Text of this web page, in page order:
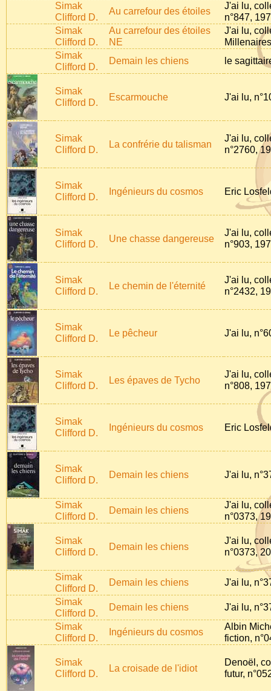
Simak
Clifford D.
Au carrefour des étoiles
J'ai lu,
n°847,
Simak
Clifford D.
Au carrefour des étoiles
NE
J'ai lu,
Simak
Clifford D.
Demain les chiens le
Simak
Clifford D.
Escarmouche J'ai lu,
Simak
Clifford D.
La confrérie du talisman
J'ai lu,
n°2760,
Simak
Clifford D.
Ingénieurs du cosmos Eric
Simak
Clifford D.
Une chasse dangereuse
J'ai lu,
n°903,
Simak
Clifford D.
Le chemin de l'éternité
J'ai lu,
n°2432,
Simak
Clifford D.
Le pêcheur J'ai lu,
Simak
Clifford D.
Les épaves de Tycho
J'ai lu,
n°808,
Simak
Clifford D.
Ingénieurs du cosmos Eric
Simak
Clifford D.
Demain les chiens J'ai lu,
Simak
Clifford D.
Demain les chiens
J'ai lu,
n°0373,
Simak
Clifford D.
Demain les chiens
J'ai lu,
n°0373,
Simak
Clifford D.
Demain les chiens
J'ai lu,
Simak
Clifford D.
Demain les chiens
J'ai lu,
Simak
Clifford D.
Ingénieurs du cosmos
Albin
fiction,
Simak
Clifford D.
La croisade de l'idiot
Denoël,
futur,